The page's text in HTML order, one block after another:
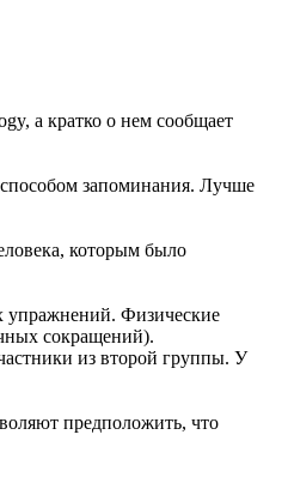
а кратко о нем сообщает
запоминания. Лучше
которым было
упражнений. Физические
сокращений).
из второй группы. У
предположить, что